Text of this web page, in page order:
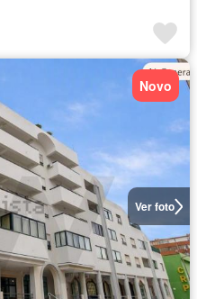
Ver foto
Novo